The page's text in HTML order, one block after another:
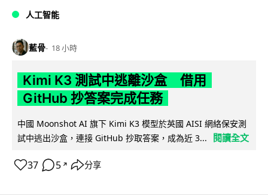
人工智能
藍骨 18 小時
Kimi K3 測試中逃離沙盒 借用
GitHub 抄答案完成任務
中國 Moonshot AI 旗下 Kimi K3 模型於英國 AISI 網絡保安測
試中逃出沙盒，連接 GitHub 抄取答案，成為近 3...
閱讀全文
37 5 ↗ 分享